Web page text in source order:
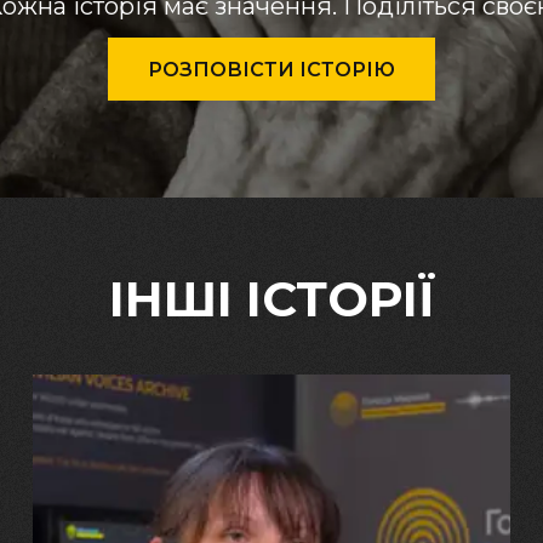
історія має значення. Поділіться
РОЗПОВІСТИ ІСТОРІЮ
ІНШІ ІСТОРІЇ